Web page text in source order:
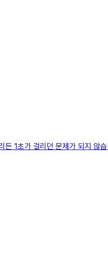
1초가 걸리던 문제가 되지